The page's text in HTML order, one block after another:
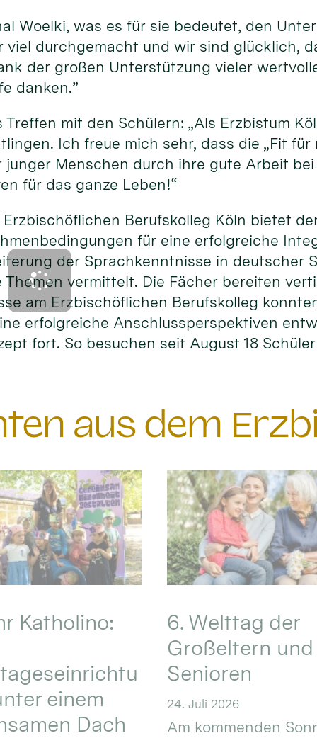
Woelki, was es für sie bedeutet, den
viel durchgemacht und wir sind glücklich,
der großen Unterstützung vieler
danken.”
mit den Schülern: „Als Erzbistum
Ich freue mich sehr, dass die „Fit für
Menschen durch ihre gute Arbeit
für das ganze Leben!“
Erzbischöflichen Berufskolleg Köln bietet
für eine erfolgreiche
der Sprachkenntnisse in deutscher
vermittelt. Die Fächer bereiten
am Erzbischöflichen Berufskolleg
erfolgreiche Anschlussperspektiven
fort. So besuchen seit August 18
aus dem
Katholino:
einem
Dach
6. Welttag der
Großeltern und
Senioren
24. Juli 2026
Am kommenden